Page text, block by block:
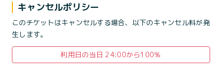
キャンセルポリシー
このチケットはキャンセルする場合、以下のキャンセル料が発
生します。
利用日の当日 24:00から100％